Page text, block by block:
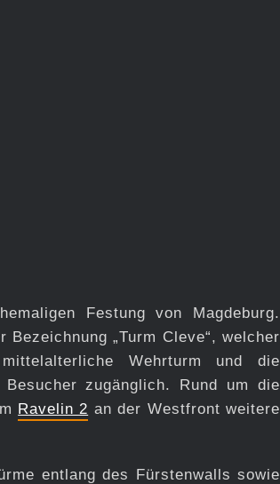
Festung von Magdeburg.
„Turm Cleve“, welcher
Wehrturm und die
zugänglich. Rund um die
Ravelin 2 an der Westfront weitere
entlang des Fürstenwalls sowie